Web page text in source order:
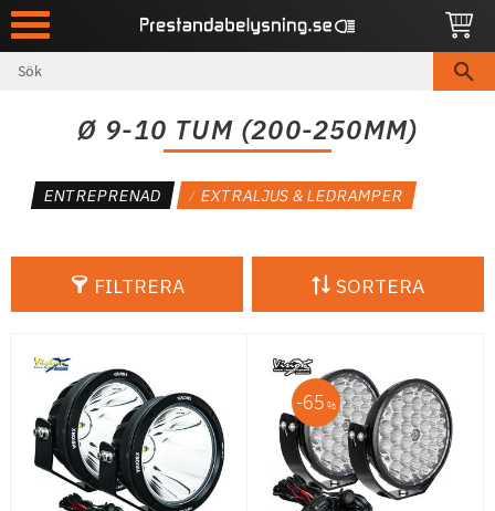
Meny
Ø 9-10 TUM (200-250MM)
ENTREPRENAD EXTRALJUS & LEDRAMPER
FILTRERA SORTERA
65 %